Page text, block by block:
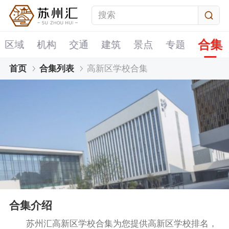
区域 机构 交通 建筑 景点 专题 合集
首页 合集列表 高新区学校合集
合集介绍
苏州汇高新区学校合集为您提供高新区学校排名，